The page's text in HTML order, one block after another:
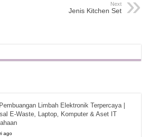
Next
Jenis Kitchen Set
Limbah Elektronik Terpercaya |
E-Waste, Laptop, Komputer & Aset IT
ago